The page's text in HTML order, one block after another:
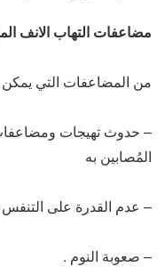
مضاعفات التهاب الانف
من المضاعفات التي يمكن
– حدوث تهيجات
المُصابين به
– عدم القدرة على التنفس
– صعوبة النوم .